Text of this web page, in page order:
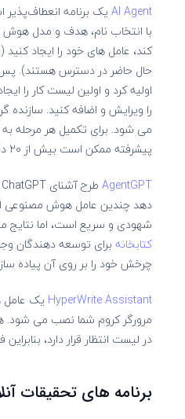
AI Agent یک برنامه
با انتخاب نام، هدف و مدل هوش
حال حاضر در دسترس هستند). پس
اولیه کرد و اولین لیست کار را
را ویرایش و اضافه کنید. سازنده
می شود. برای تکمیل هر مرحله
پیشرفته ممکن است بیش از ۲۰ دقیقه طول بکشد.
AgentGPT
دهد چندین عامل هوش مصنوعی
شهودی و سریع است، اما
کتابخانه برای توسعه دهندگان
چرخش خود را بر روی آن پیاده
HyperWrite Assistant یک
مرورگر کروم شما نصب می شود.
در لیست انتظار قرار دارد،
برنامه های تحقیقات